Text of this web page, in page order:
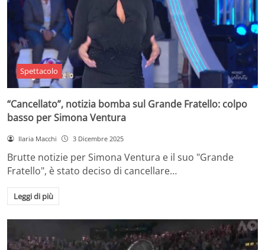
Spettacolo
“Cancellato”, notizia bomba sul Grande Fratello: colpo
basso per Simona Ventura
Ilaria Macchi 3 Dicembre 2025
Brutte notizie per Simona Ventura e il suo "Grande
Fratello", è stato deciso di cancellare…
Leggi di più